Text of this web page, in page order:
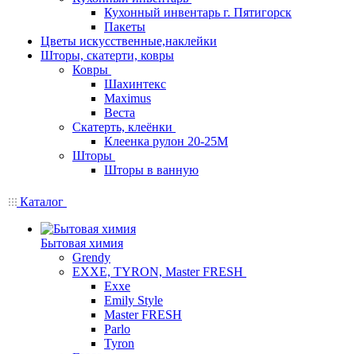
Кухонный инвентарь г. Пятигорск
Пакеты
Цветы искусственные,наклейки
Шторы, скатерти, ковры
Ковры
Шахинтекс
Maximus
Веста
Скатерть, клеёнки
Клеенка рулон 20-25М
Шторы
Шторы в ванную
Каталог
Бытовая химия
Grendy
EXXE, TYRON, Master FRESH
Exxe
Emily Style
Master FRESH
Parlo
Tyron